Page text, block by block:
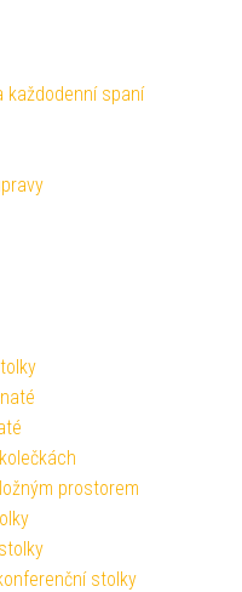
každodenní spaní
prostorem
stolky